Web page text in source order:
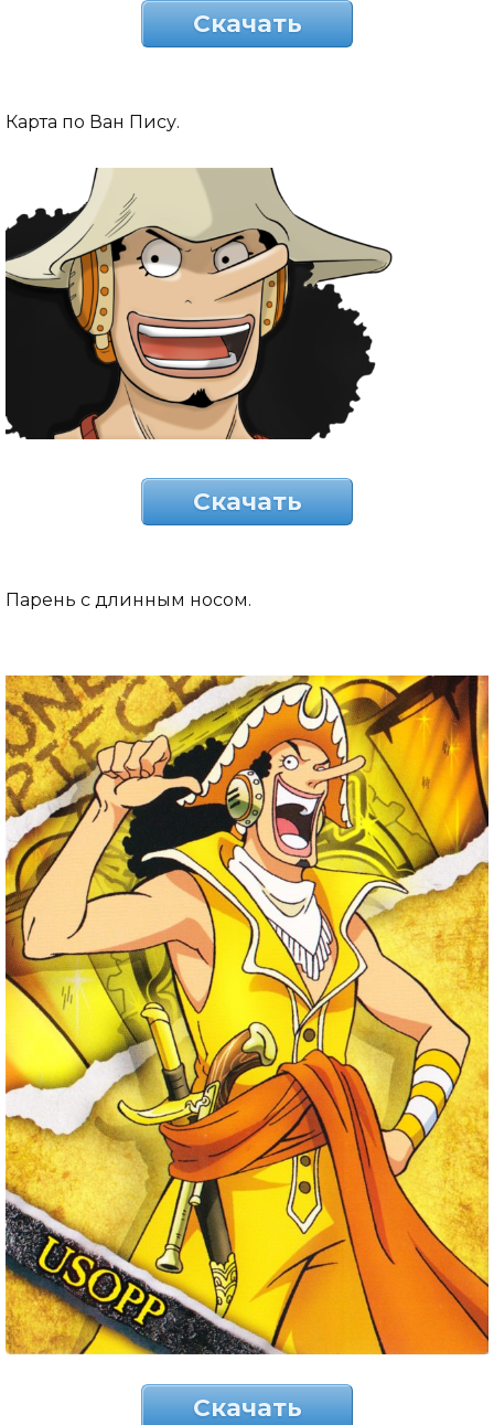
Скачать
Карта по Ван Пису.
Скачать
Парень с длинным носом.
Скачать